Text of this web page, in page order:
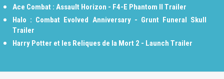
Ace Combat : Assault Horizon - F4-E Phantom II Trailer
Halo : Combat Evolved Anniversary - Grunt Funeral Skull
Trailer
Harry Potter et les Reliques de la Mort 2 - Launch Trailer